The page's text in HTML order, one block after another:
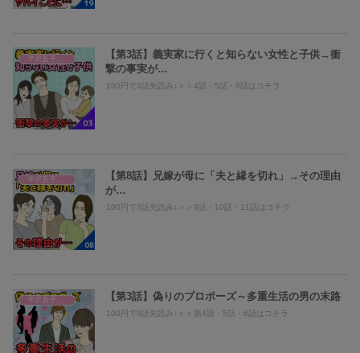
【第3話】義実家に行くと知らない女性と子供→衝
撃の事実が…
100円で3話先読み↓＞＞4話・5話・6話はコチラ
【第8話】兄嫁が母に「夫と縁を切れ」→その理由
が…
100円で3話先読み↓＞＞9話・10話・11話はコチラ
【第3話】偽りのプロポーズ～多重生活の男の末路
100円で3話先読み↓＞＞第4話・5話・6話はコチラ